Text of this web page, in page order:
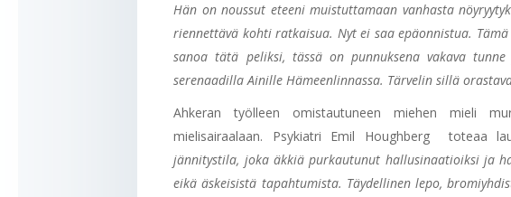
Hän on noussut eteeni muistuttamaan vanhasta
riennettävä kohti ratkaisua. Nyt ei saa epäonnistua.
sanoa tätä peliksi, tässä on punnuksena vakava
serenaadilla Ainille Hämeenlinnassa. Tärvelin sillä
Ahkeran työlleen omistautuneen miehen mieli
mielisairaalaan. Psykiatri Emil Houghberg toteaa
jännitystila, joka äkkiä purkautunut hallusinaatioiksi ja
eikä äskeisistä tapahtumista. Täydellinen lepo,